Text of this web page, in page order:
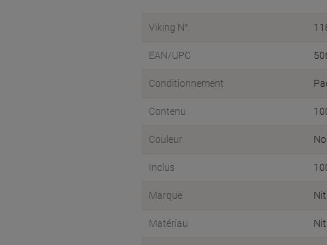
Viking N°.
EAN/UPC
Conditionnement
Contenu
Couleur
Inclus
Marque
Matériau